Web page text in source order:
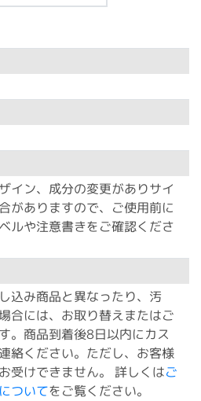
イン、成分の変更がありサイ
がありますので、ご使用前に
ルや注意書きをご確認くださ
込み商品と異なったり、汚
合には、お取り替えまたはご
。商品到着後8日以内にカス
絡ください。ただし、お客様
受けできません。 詳しくはご
ついてをご覧ください。